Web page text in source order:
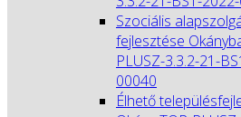
Szociális
fejlesztése
PLUSZ-3.3.2-21-
00040
Élhető